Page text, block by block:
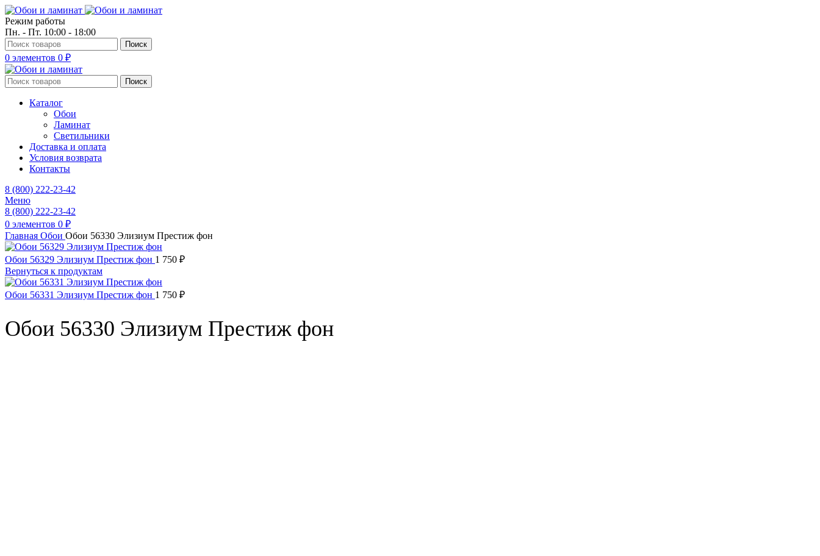
Режим работы
Пн. - Пт. 10:00 - 18:00
Поиск
0 элементов 0 ₽
Поиск
Каталог
Обои
Ламинат
Светильники
Доставка и оплата
Условия возврата
Контакты
8 (800) 222-23-42
Меню
8 (800) 222-23-42
0 элементов 0 ₽
Главная Обои Обои 56330 Элизиум Престиж фон
Обои 56329 Элизиум Престиж фон 1 750 ₽
Вернуться к продуктам
Обои 56331 Элизиум Престиж фон 1 750 ₽
Обои 56330 Элизиум Престиж фон